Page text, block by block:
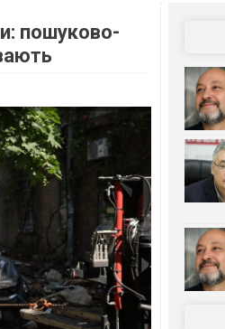
пошуково-